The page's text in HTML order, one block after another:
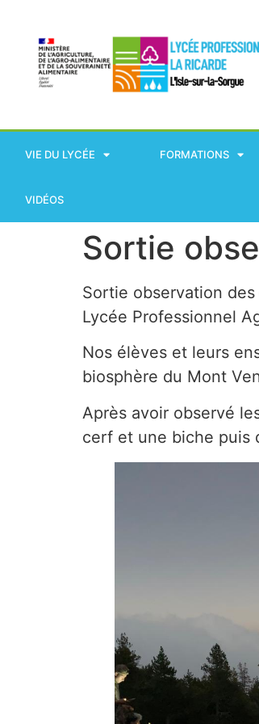
VIE DU LYCÉE FORMATIONS
VIDÉOS
Sortie
Sortie observation
Lycée Professionnel
Nos élèves et leurs
biosphère du Mont
Après avoir observé
cerf et une biche puis